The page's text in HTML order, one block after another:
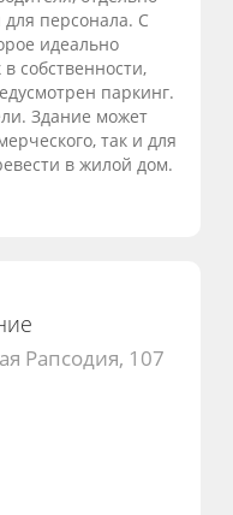
персонала. С
идеально
собственности,
паркинг.
Здание может
так и для
в жилой дом.
Рапсодия, 107